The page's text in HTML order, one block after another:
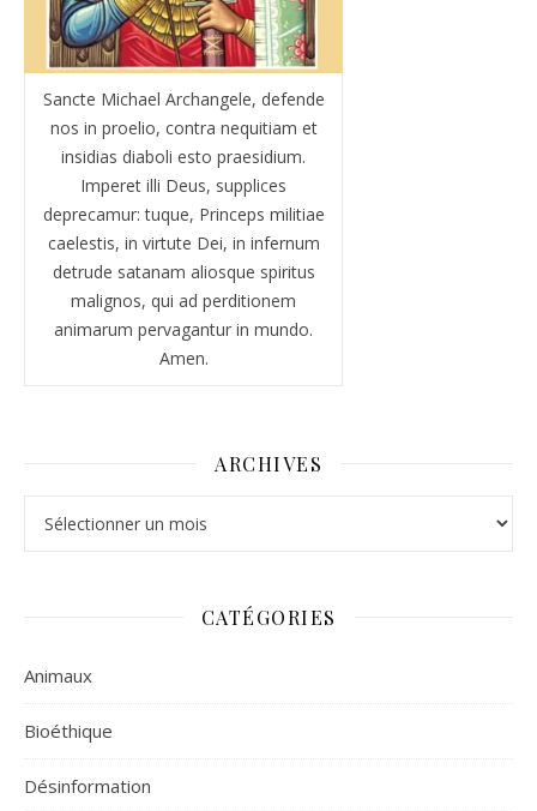
Sancte Michael Archangele, defende
nos in proelio, contra nequitiam et
insidias diaboli esto praesidium.
Imperet illi Deus, supplices
deprecamur: tuque, Princeps militiae
caelestis, in virtute Dei, in infernum
detrude satanam aliosque spiritus
malignos, qui ad perditionem
animarum pervagantur in mundo.
Amen.
ARCHIVES
CATÉGORIES
Animaux
Bioéthique
Désinformation